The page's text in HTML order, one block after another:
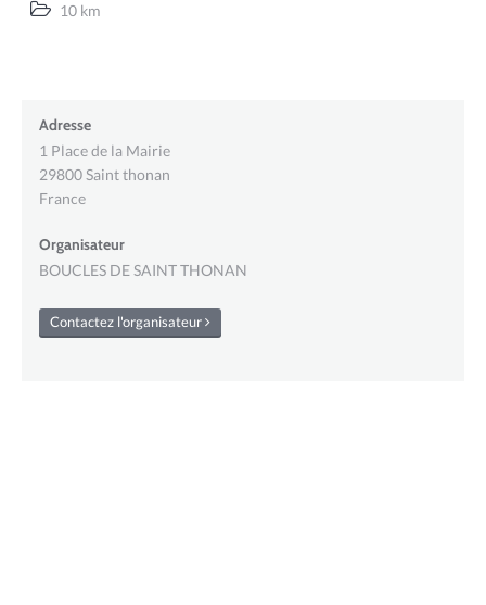
10 km
Adresse
1 Place de la Mairie
29800Saint thonan
France
Organisateur
BOUCLES DE SAINT THONAN
Contactez l'organisateur